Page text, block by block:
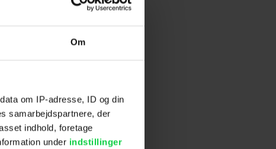
Om
om IP-adresse, ID og din
samarbejdspartnere, der
indhold, foretage
under indstillinger